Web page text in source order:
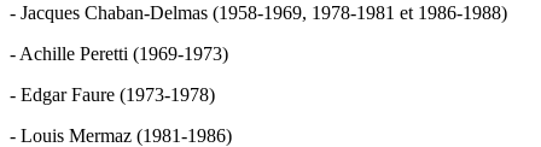
- Jacques Chaban-Delmas (1958-1969, 1978-1981 et 1986-1988)
- Achille Peretti (1969-1973)
- Edgar Faure (1973-1978)
- Louis Mermaz (1981-1986)